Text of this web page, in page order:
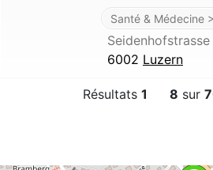
Santé & Médecine
6002 Luzern
Résultats 1 8 sur